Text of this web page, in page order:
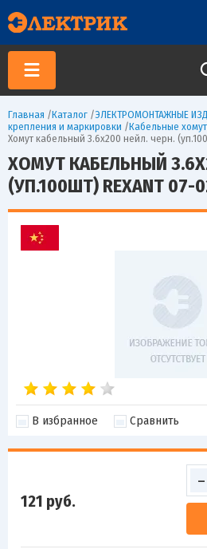
Главная /Каталог /ЭЛЕКТРОМОНТАЖНЫЕ
крепления и маркировки /Кабельные
Хомут кабельный 3.6х200 нейл. черн.
ХОМУТ КАБЕЛЬНЫЙ
(УП.100ШТ) REXANT 07-
В избранное Сравнить
121 руб.
-